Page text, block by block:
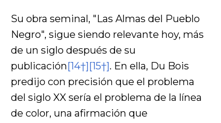
Su obra seminal, "Las Almas del Pueblo
Negro", sigue siendo relevante hoy, más
de un siglo después de su
publicación[14†][15†]. En ella, Du Bois
predijo con precisión que el problema
del siglo XX sería el problema de la línea
de color, una afirmación que